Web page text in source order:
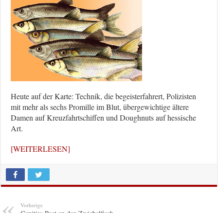
Heute auf der Karte: Technik, die begeisterfahrert, Polizisten
mit mehr als sechs Promille im Blut, übergewichtige ältere
Damen auf Kreuzfahrtschiffen und Doughnuts auf hessische
Art.
[WEITERLESEN]
Vorherige